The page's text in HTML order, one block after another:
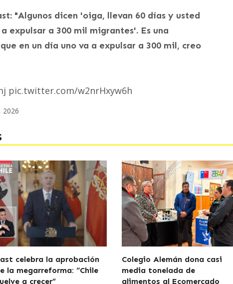
"Algunos dicen 'oiga, llevan 60 días y usted
expulsar a 300 mil migrantes'. Es una
en un día uno va a expulsar a 300 mil, creo
pic.twitter.com/w2nrHxyw6h
2026
celebra la aprobación
la megarreforma: “Chile
a crecer”
Colegio Alemán dona casi
media tonelada de
alimentos al Ecomercado